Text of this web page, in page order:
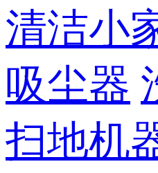
清洁小
吸尘器
扫地机